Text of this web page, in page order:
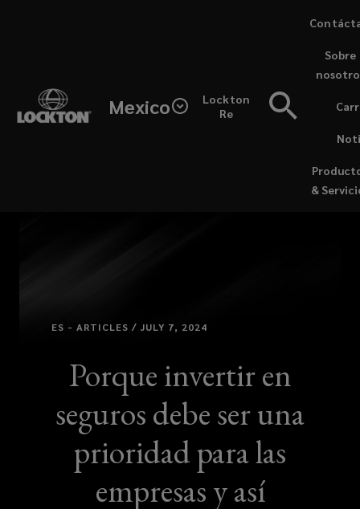
Mexico
Lockton
Re
&
Sobre
ES - ARTICLES / JULY 7, 2024
Porque invertir en
seguros debe ser una
prioridad para las
empresas y así